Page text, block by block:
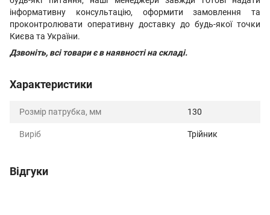
інформативну консультацію, оформити замовлення та
проконтролювати оперативну доставку до будь-якої точки
Києва та України.
Дзвоніть, всі товари є в наявності на складі.
Характеристики
Розмір патрубка, мм 130
Виріб Трійник
Відгуки